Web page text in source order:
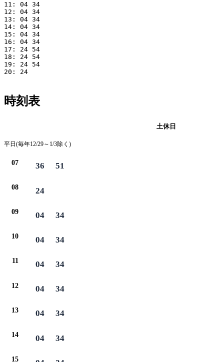
11: 04 34
12: 04 34
13: 04 34
14: 04 34
15: 04 34
16: 04 34
17: 24 54
18: 24 54
19: 24 54
20: 24
時刻表
土休日
平日(毎年12/29～1/3除く)
07 36 51
08 24
09 04 34
10 04 34
11 04 34
12 04 34
13 04 34
14 04 34
15